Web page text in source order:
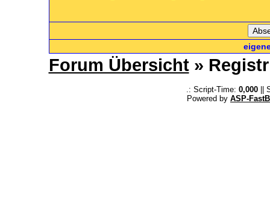
Forum Übersicht»
.: Script-Time: 0,000||
Powered by ASP-